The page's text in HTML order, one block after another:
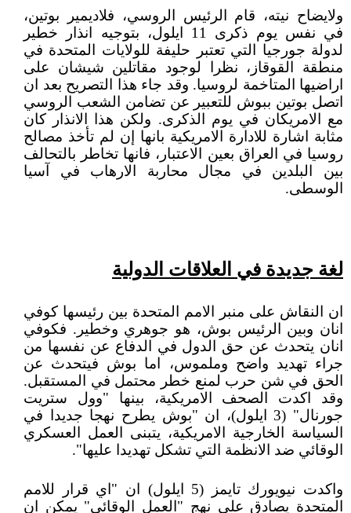
ولايضاح نيته، قام الرئيس الروسي، فلاديمير بوتين،
في نفس يوم ذكرى 11 ايلول، بتوجيه انذار خطير
لدولة جورجيا التي تعتبر حليفة للولايات المتحدة في
منطقة القوقاز، نظرا لوجود مقاتلين شيشان على
اراضيها المتاخمة لروسيا. وقد جاء هذا التصريح بعد ان
اتصل بوتين ببوش للتعبير عن تضامن الشعب الروسي
مع الامريكان في يوم الذكرى. ولكن هذا الانذار كان
مثابة اشارة للادارة الامريكية بانها إن لم تأخذ مصالح
روسيا في العراق بعين الاعتبار، فانها تخاطر بالتحالف
بين البلدين في مجال محاربة الارهاب في آسيا
الوسطى.
لغة جديدة في العلاقات الدولية
ان النقاش على منبر الامم المتحدة بين رئيسها كوفي
انان وبين الرئيس بوش، هو جوهري وخطير. فكوفي
انان يتحدث عن حق الدول في الدفاع عن نفسها من
جراء تهديد واضح وملموس، اما بوش فيتحدث عن
الحق في شن حرب لمنع خطر محتمل في المستقبل.
وقد اكدت الصحف الامريكية، بينها "وول ستريت
جورنال" (3 ايلول)، ان "بوش يطرح نهجا جديدا في
السياسة الخارجية الامريكية، يتبنى العمل العسكري
الوقائي ضد الانظمة التي تشكل تهديدا عليها".
واكدت نيويورك تايمز (5 ايلول) ان "اي قرار للامم
المتحدة يصادق على نهج "العمل الوقائي" يمكن ان